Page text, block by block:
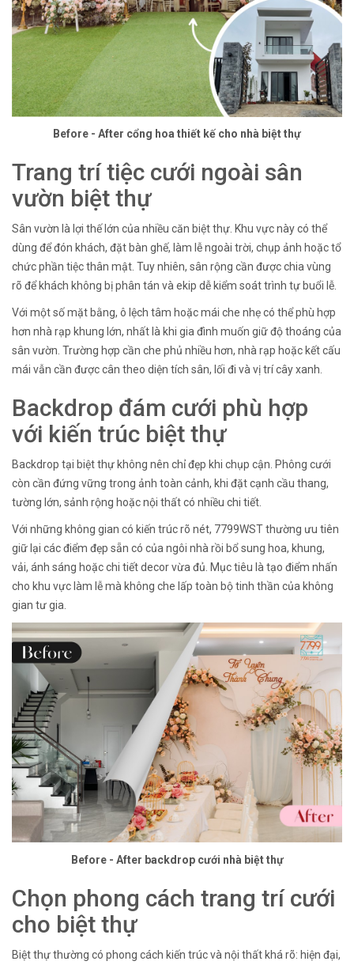
Before - After cổng hoa thiết kế cho nhà biệt thự
Trang trí tiệc cưới ngoài sân
vườn biệt thự
Sân vườn là lợi thế lớn của nhiều căn biệt thự. Khu vực này có thể
dùng để đón khách, đặt bàn ghế, làm lễ ngoài trời, chụp ảnh hoặc tổ
chức phần tiệc thân mật. Tuy nhiên, sân rộng cần được chia vùng
rõ để khách không bị phân tán và ekip dễ kiểm soát trình tự buổi lễ.
Với một số mặt bằng, ô lệch tâm hoặc mái che nhẹ có thể phù hợp
hơn nhà rạp khung lớn, nhất là khi gia đình muốn giữ độ thoáng của
sân vườn. Trường hợp cần che phủ nhiều hơn, nhà rạp hoặc kết cấu
mái vẫn cần được cân theo diện tích sân, lối đi và vị trí cây xanh.
Backdrop đám cưới phù hợp
với kiến trúc biệt thự
Backdrop tại biệt thự không nên chỉ đẹp khi chụp cận. Phông cưới
còn cần đứng vững trong ảnh toàn cảnh, khi đặt cạnh cầu thang,
tường lớn, sảnh rộng hoặc nội thất có nhiều chi tiết.
Với những không gian có kiến trúc rõ nét, 7799WST thường ưu tiên
giữ lại các điểm đẹp sẵn có của ngôi nhà rồi bổ sung hoa, khung,
vải, ánh sáng hoặc chi tiết decor vừa đủ. Mục tiêu là tạo điểm nhấn
cho khu vực làm lễ mà không che lấp toàn bộ tinh thần của không
gian tư gia.
Before - After backdrop cưới nhà biệt thự
Chọn phong cách trang trí cưới
cho biệt thự
Biệt thự thường có phong cách kiến trúc và nội thất khá rõ: hiện đại,